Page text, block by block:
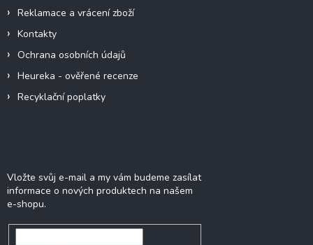
Reklamace a vrácení zboží
Kontakty
Ochrana osobních údajů
Heureka - ověřené recenze
Recyklační poplatky
Vložte svůj e-mail a my vám budeme zasílat
informace o nových produktech na našem
e-shopu.